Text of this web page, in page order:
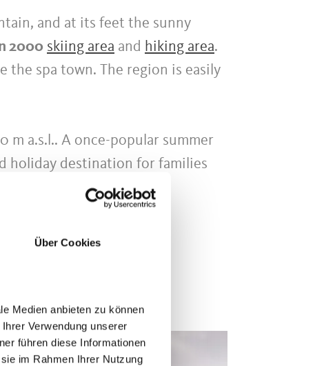
Über Cookies
Medien anbieten zu können
Verwendung unserer
führen diese Informationen
im Rahmen Ihrer Nutzung
and at its feet the sunny
2000 skiing area and hiking area.
the spa town. The region is easily
m a.s.l.. A once-popular summer
holiday destination for families